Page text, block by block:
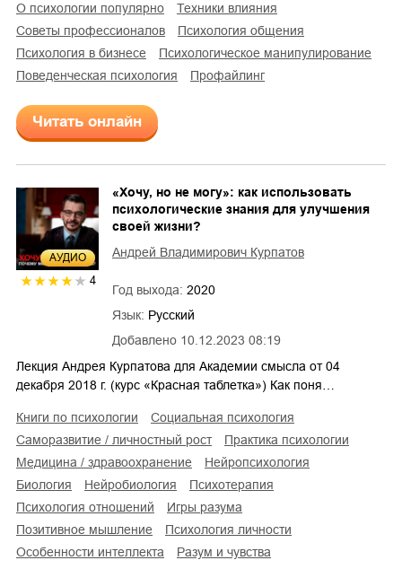
о психологии популярно
техники влияния
советы профессионалов
психология общения
психология в бизнесе
психологическое манипулирование
поведенческая психология
профайлинг
Читать онлайн
AУДИО
4
Добавлено 10.12.2023 08:19
«Хочу, но не могу»: как использовать
психологические знания для улучшения
своей жизни?
Андрей Владимирович Курпатов
Год выхода: 2020
Язык: Русский
Лекция Андрея Курпатова для Академии смысла от 04
декабря 2018 г. (курс «Красная таблетка») Как поня…
книги по психологии
социальная психология
саморазвитие / личностный рост
практика психологии
медицина / здравоохранение
нейропсихология
биология
нейробиология
психотерапия
психология отношений
игры разума
позитивное мышление
психология личности
особенности интеллекта
разум и чувства